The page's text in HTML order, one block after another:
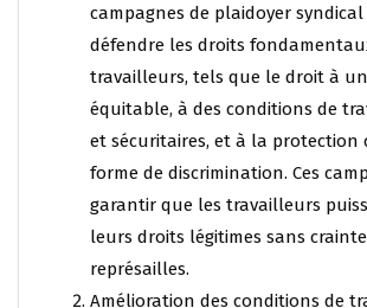
campagnes de plaidoyer
défendre les droits
travailleurs, tels que le droit à
équitable, à des conditions de
et sécuritaires, et à la
forme de discrimination. Ces
garantir que les travailleurs
leurs droits légitimes sans
représailles.
Amélioration des conditions de